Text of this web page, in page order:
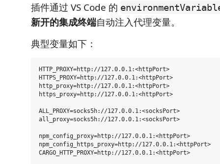
插件通过 VS Code 的
新开的集成终端自动注入代理变量。
典型变量如下：
HTTP_PROXY=http://127.0.0.1:<httpPort>
HTTPS_PROXY=http://127.0.0.1:<httpPort>
http_proxy=http://127.0.0.1:<httpPort>
https_proxy=http://127.0.0.1:<httpPort>
ALL_PROXY=socks5h://127.0.0.1:<socksPort>
all_proxy=socks5h://127.0.0.1:<socksPort>
npm_config_proxy=http://127.0.0.1:<httpPort>
npm_config_https_proxy=http://127.0.0.1:<httpPort>
CARGO_HTTP_PROXY=http://127.0.0.1:<httpPort>